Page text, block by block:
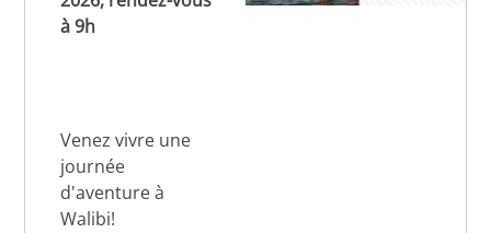
à 9h
Venez vivre une
journée
d'aventure à
Walibi!